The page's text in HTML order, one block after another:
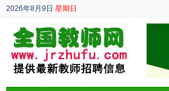
2026年8月9日 星期日
丙午年 六月廿七